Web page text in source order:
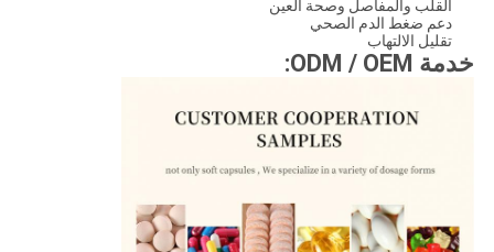
القلب والمفاصل وصحة العين
دعم ضغط الدم الصحي
تقليل الالتهاب
خدمة ODM / OEM: